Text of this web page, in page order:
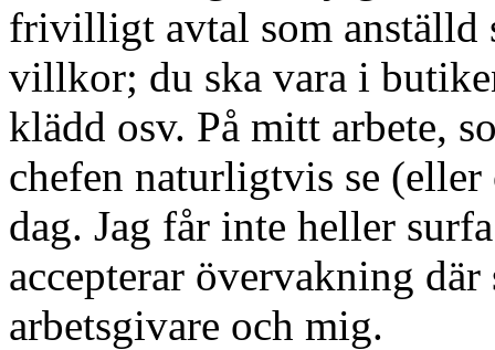
frivilligt avtal som anställd
villkor; du ska vara i
klädd osv. På mitt arbete,
chefen naturligtvis se
dag. Jag får inte heller
accepterar övervakning
arbetsgivare och mig.